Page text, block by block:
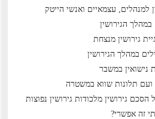
למנהלים, עצמאיים ואנשי הייטק
הגירושין
גירושין מנצחת
במהלך הגירושין
נישואין במשבר
תלונות שווא במשטרה
גירושיןמלכודות גירושין נפוצות
זה אפשרי?